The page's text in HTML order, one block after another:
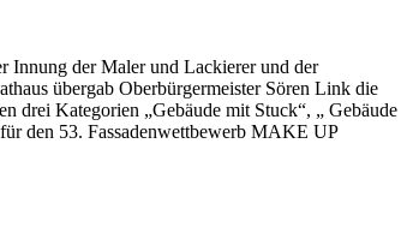
Innung der Maler und Lackierer und der
übergab Oberbürgermeister Sören Link die
drei Kategorien „Gebäude mit Stuck“, „ Gebäude
den 53. Fassadenwettbewerb MAKE UP